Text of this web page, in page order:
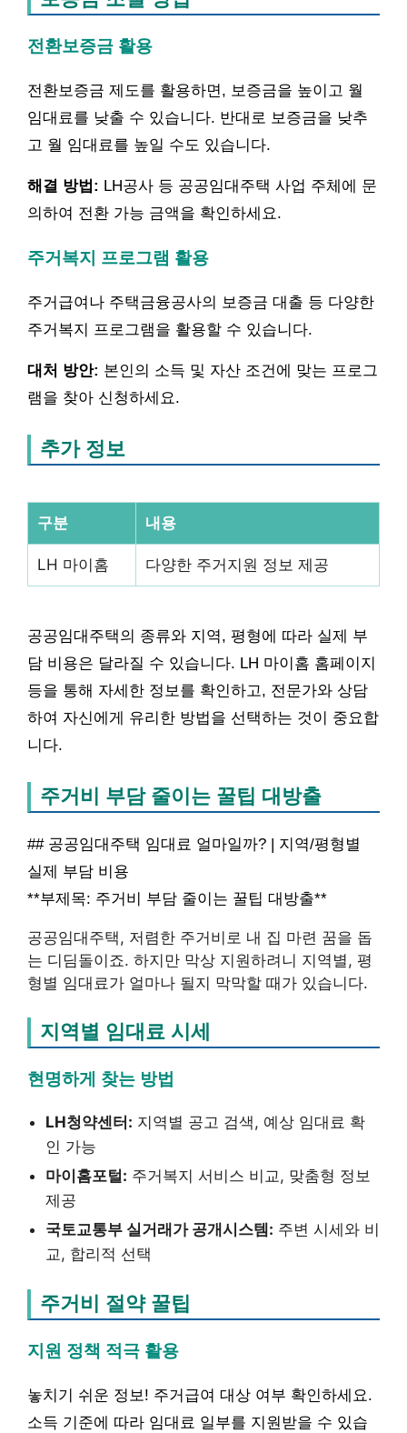
전환보증금 활용
전환보증금 제도를 활용하면, 보증금을 높이고 월
임대료를 낮출 수 있습니다. 반대로 보증금을 낮추
고 월 임대료를 높일 수도 있습니다.
해결 방법: LH공사 등 공공임대주택 사업 주체에 문
의하여 전환 가능 금액을 확인하세요.
주거복지 프로그램 활용
주거급여나 주택금융공사의 보증금 대출 등 다양한
주거복지 프로그램을 활용할 수 있습니다.
대처 방안: 본인의 소득 및 자산 조건에 맞는 프로그
램을 찾아 신청하세요.
추가 정보
구분 내용
LH 마이홈 다양한 주거지원 정보 제공
공공임대주택의 종류와 지역, 평형에 따라 실제 부
담 비용은 달라질 수 있습니다. LH 마이홈 홈페이지
등을 통해 자세한 정보를 확인하고, 전문가와 상담
하여 자신에게 유리한 방법을 선택하는 것이 중요합
니다.
주거비 부담 줄이는 꿀팁 대방출
## 공공임대주택 임대료 얼마일까? | 지역/평형별
실제 부담 비용
**부제목: 주거비 부담 줄이는 꿀팁 대방출**
공공임대주택, 저렴한 주거비로 내 집 마련 꿈을 돕
는 디딤돌이죠. 하지만 막상 지원하려니 지역별, 평
형별 임대료가 얼마나 될지 막막할 때가 있습니다.
지역별 임대료 시세
현명하게 찾는 방법
LH청약센터: 지역별 공고 검색, 예상 임대료 확
인 가능
마이홈포털: 주거복지 서비스 비교, 맞춤형 정보
제공
국토교통부 실거래가 공개시스템: 주변 시세와 비
교, 합리적 선택
주거비 절약 꿀팁
지원 정책 적극 활용
놓치기 쉬운 정보! 주거급여 대상 여부 확인하세요.
소득 기준에 따라 임대료 일부를 지원받을 수 있습